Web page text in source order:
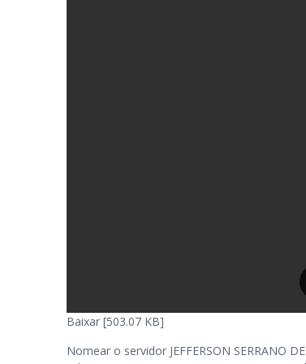
Baixar [503.07 KB]
Nomear o servidor JEFFERSON SERRANO